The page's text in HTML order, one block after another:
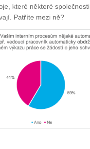
které některé
Patříte mezi ně?